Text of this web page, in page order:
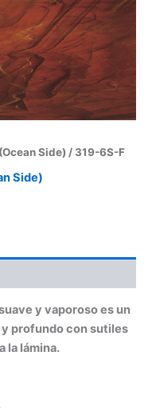
Side) / 319-6S-F
Side)
y vaporoso es un
profundo con sutiles
la lámina.